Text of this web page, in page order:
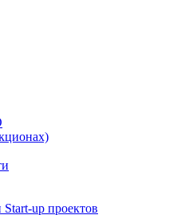
up проектов